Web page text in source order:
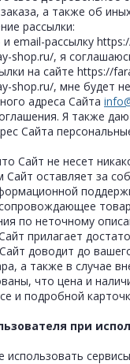
а также об
рассылки:
и email-рассылку
shop.ru/, я
на сайте https://
shop.ru/, мне будет
адреса Сайта
Я также
Сайта
Сайт не несет
оставляет за
по неточному
прилагает
доводит до
а также в случае
что цена и
и подробной
при
использовать